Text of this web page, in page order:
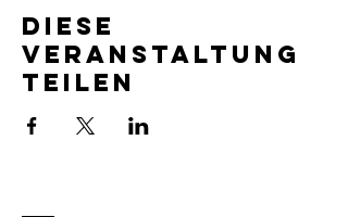
Diese
Veranstaltung
teilen